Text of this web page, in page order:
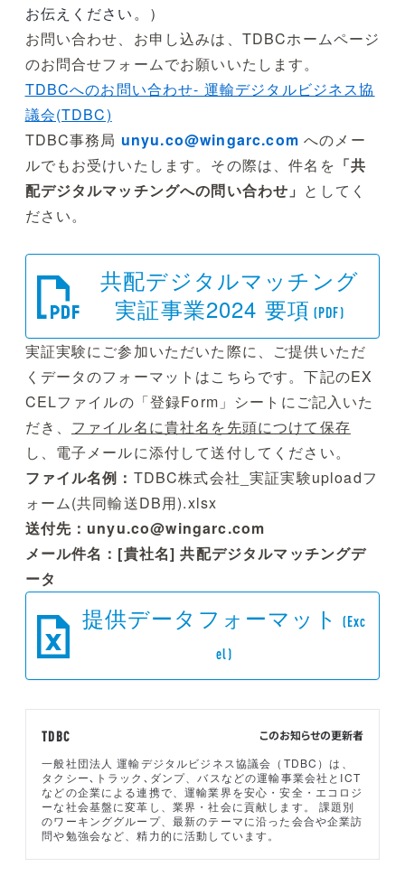
お伝えください。）
お問い合わせ、お申し込みは、TDBCホームページ
のお問合せフォームでお願いいたします。
TDBCへのお問い合わせ- 運輸デジタルビジネス協
議会(TDBC)
TDBC事務局 unyu.co@wingarc.com へのメー
ルでもお受けいたします。その際は、件名を 「共
配デジタルマッチングへの問い合わせ」 としてく
ださい。
共配デジタルマッチング
実証事業2024 要項 (PDF)
実証実験にご参加いただいた際に、ご提供いただ
くデータのフォーマットはこちらです。下記のEX
CELファイルの「登録Form」シートにご記入いた
だき、 ファイル名に貴社名を先頭につけて保存
し、電子メールに添付して送付してください。
ファイル名例： TDBC株式会社_実証実験uploadフ
ォーム(共同輸送DB用).xlsx
送付先：unyu.co@wingarc.com
メール件名：[貴社名] 共配デジタルマッチングデ
ータ
提供データフォーマット
(Exc
el)
このお知らせの更新者
TDBC
一般社団法人 運輸デジタルビジネス協議会（TDBC）は、
タクシー､トラック､ダンプ、バスなどの運輸事業会社とICT
などの企業による連携で、運輸業界を安心・安全・エコロジ
ーな社会基盤に変革し、業界・社会に貢献します。 課題別
のワーキンググループ、最新のテーマに沿った会合や企業訪
問や勉強会など、精力的に活動しています。